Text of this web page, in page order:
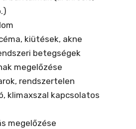
kiütések, akne
betegségek
megelőzése
rendszertelen
klimaxszal kapcsolatos
megelőzése